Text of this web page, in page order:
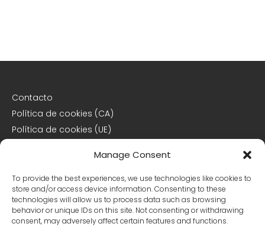
Manage Consent
To provide the best experiences, we use technologies like cookies to
store and/or access device information. Consenting to these
technologies will allow us to process data such as browsing
behavior or unique IDs on this site. Not consenting or withdrawing
consent, may adversely affect certain features and functions.
Contacto
Política de cookies (CA)
Política de cookies (UE)
Declaración de privacidad
Declaración de privacidad (CA)
Declaración de privacidad (UE)